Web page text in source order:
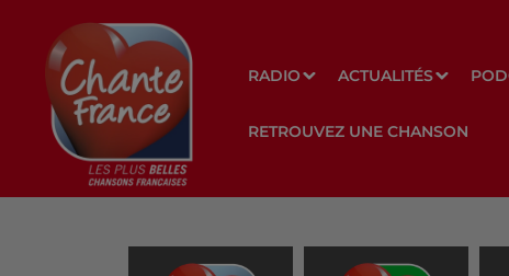
RADIO ACTUALITÉS
RETROUVEZ UNE CHANSON